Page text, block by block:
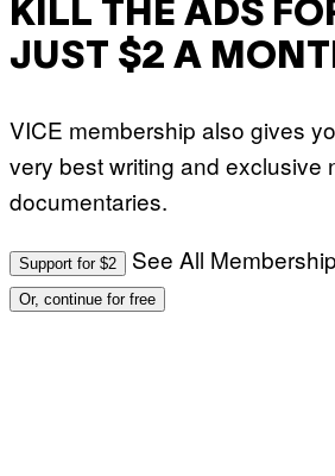
KILL THE ADS
JUST $2 A
VICE membership also gives
very best writing and exclusive
documentaries.
Support for $2 See All
Or, continue for free